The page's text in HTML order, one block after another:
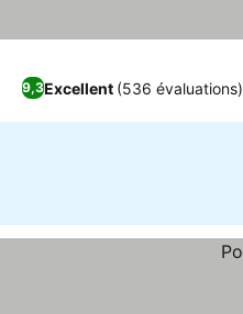
9,3Excellent (536 évaluations)